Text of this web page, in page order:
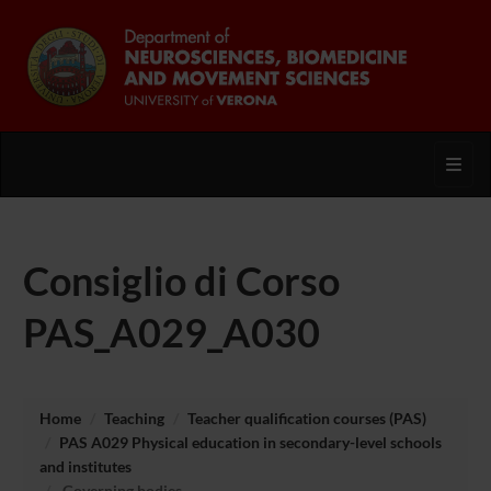
Consiglio di Corso
PAS_A029_A030
Home Teaching
Teacher qualification courses (PAS)
PAS A029 Physical education in secondary-level schools
and institutes